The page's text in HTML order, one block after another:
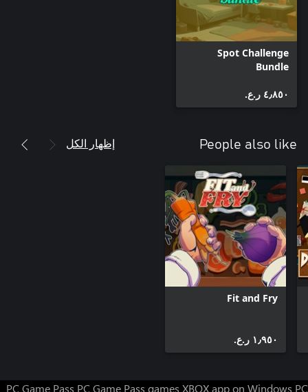
Spot Challenge
Bundle
٤٫٨٥٠ ر.ع.‏
People also like إظهار الكل
Fit and Fry
١٫٩٥٠ ر.ع.‏
PC Game Pass PC Game Pass games XBOX app on Windows PC